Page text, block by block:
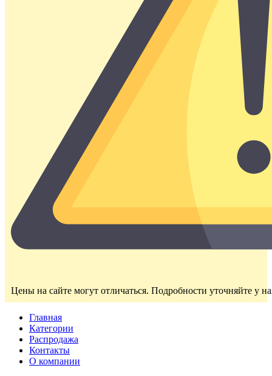
Цены на сайте могут отличаться. Подробности уточняйте у
Главная
Категории
Распродажа
Контакты
О компании